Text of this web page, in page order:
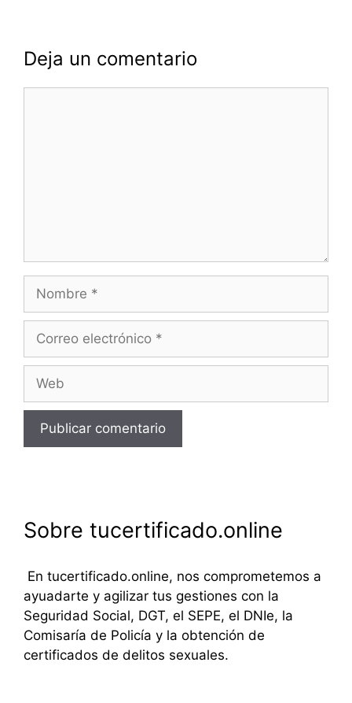
Deja un comentario
Nombre
Correo
Web
Sobre tucertificado.online
En tucertificado.online, nos comprometemos a
ayuadarte y agilizar tus gestiones con la
Seguridad Social, DGT, el SEPE, el DNIe, la
Comisaría de Policía y la obtención de
certificados de delitos sexuales.